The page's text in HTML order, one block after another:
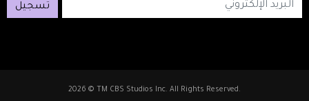
تسجيل
2026 © TM CBS Studios Inc. All Rights Reserved.